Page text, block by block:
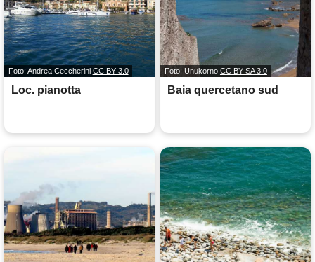
Foto: Andrea Ceccherini CC BY 3.0
Loc. pianotta
Foto: Unukorno CC BY-SA 3.0
Baia quercetano sud